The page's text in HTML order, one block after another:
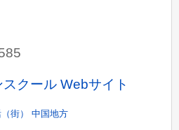
クール Webサイト